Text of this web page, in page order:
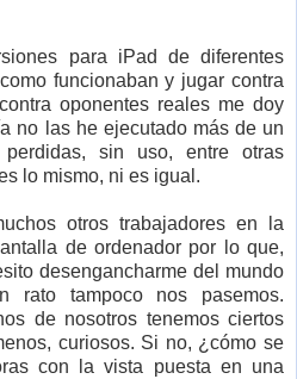
para iPad de diferentes
funcionaban y jugar contra
oponentes reales me doy
no las he ejecutado más de un
sin uso, entre otras
lo mismo, ni es igual.
otros trabajadores en la
de ordenador por lo que,
desengancharme del mundo
rato tampoco nos pasemos.
de nosotros tenemos ciertos
curiosos. Si no, ¿cómo se
con la vista puesta en una